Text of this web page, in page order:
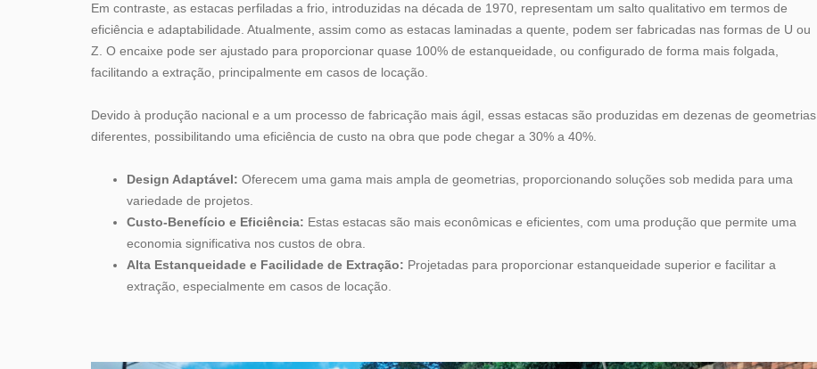
Em contraste, as estacas perfiladas a frio, introduzidas na década de 1970, representam um salto qualitativo em termos de
eficiência e adaptabilidade. Atualmente, assim como as estacas laminadas a quente, podem ser fabricadas nas formas de U ou
Z. O encaixe pode ser ajustado para proporcionar quase 100% de estanqueidade, ou configurado de forma mais folgada,
facilitando a extração, principalmente em casos de locação.
Devido à produção nacional e a um processo de fabricação mais ágil, essas estacas são produzidas em dezenas de geometrias
diferentes, possibilitando uma eficiência de custo na obra que pode chegar a 30% a 40%.
Design Adaptável: Oferecem uma gama mais ampla de geometrias, proporcionando soluções sob medida para uma
variedade de projetos.
Custo-Benefício e Eficiência: Estas estacas são mais econômicas e eficientes, com uma produção que permite uma
economia significativa nos custos de obra.
Alta Estanqueidade e Facilidade de Extração: Projetadas para proporcionar estanqueidade superior e facilitar a
extração, especialmente em casos de locação.